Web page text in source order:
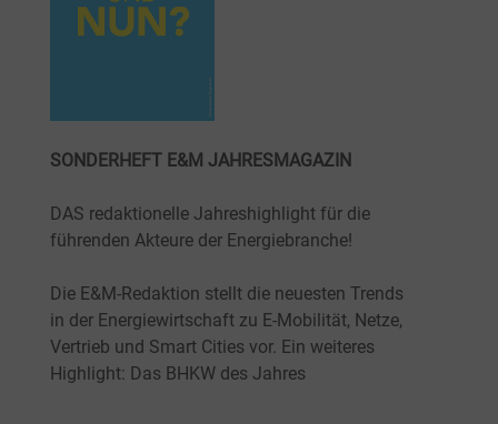
SONDERHEFT E&M JAHRESMAGAZIN
DAS redaktionelle Jahreshighlight für die
führenden Akteure der Energiebranche!
Die E&M-Redaktion stellt die neuesten Trends
in der Energiewirtschaft zu E-Mobilität, Netze,
Vertrieb und Smart Cities vor. Ein weiteres
Highlight: Das BHKW des Jahres